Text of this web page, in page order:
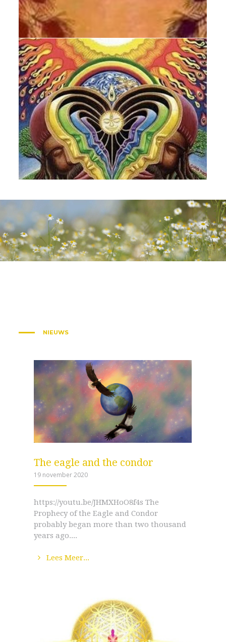
NIEUWS
The eagle and the condor
19 november 2020
https://youtu.be/JHMXHoO8f4s The
Prophecy of the Eagle and Condor
probably began more than two thousand
years ago....
Lees Meer...